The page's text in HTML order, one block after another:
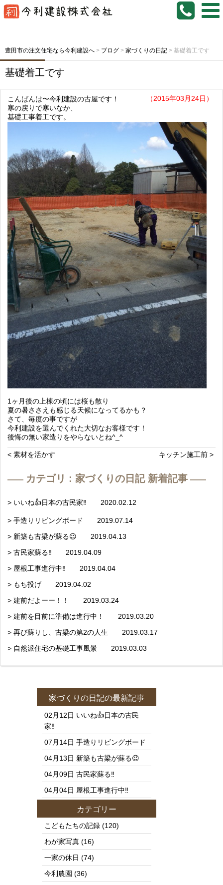
豊田市の注文住宅なら今利建設へ > ブログ > 家づくりの日記 > 基礎着工です
基礎着工です
（2015年03月24日）
こんばんは〜今利建設の古屋です！
寒の戻りで寒いなか、
基礎工事着工です。
1ヶ月後の上棟の頃には桜も散り
夏の暑ささえも感じる天候になってるかも？
さて、毎度の事ですが
今利建設を選んでくれた大切なお客様です！
後悔の無い家造りをやらないとね^_^
< 素材を活かす キッチン施工前 >
カテゴリ : 家づくりの日記 新着記事
> いいね👍日本の古民家‼️ 2020.02.12
> 手造りリビングボード 2019.07.14
> 新築も古梁が蘇る😉 2019.04.13
> 古民家蘇る‼️ 2019.04.09
> 屋根工事進行中‼️ 2019.04.04
> もち投げ 2019.04.02
> 建前だよーー！！ 2019.03.24
> 建前を目前に準備は進行中！ 2019.03.20
> 再び蘇りし、古梁の第2の人生 2019.03.17
> 自然派住宅の基礎工事風景 2019.03.03
家づくりの日記の最新記事
02月12日 いいね👍日本の古民
家‼️
07月14日 手造りリビングボード
04月13日 新築も古梁が蘇る😉
04月09日 古民家蘇る‼️
04月04日 屋根工事進行中‼️
カテゴリー
こどもたちの記録 (120)
わが家写真 (16)
一家の休日 (74)
今利農園 (36)